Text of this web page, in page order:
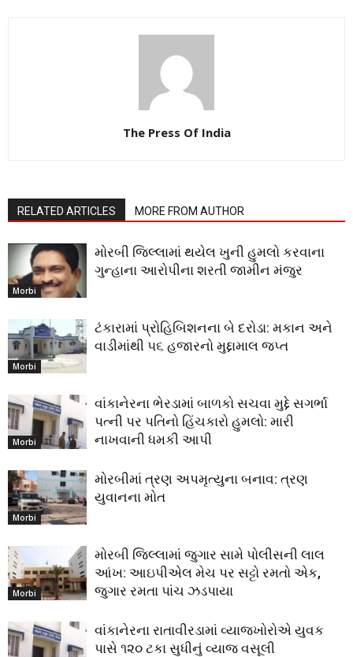
The Press Of India
RELATED ARTICLES MORE FROM AUTHOR
Morbi
મોરબી જિલ્લામાં થયેલ ખુની હુમલો કરવાના
ગુન્હાના આરોપીના શરતી જામીન મંજુર
Morbi
ટંકારામાં પ્રોહિબિશનના બે દરોડા: મકાન અને
વાડીમાંથી ૫૬ હજારનો મુદ્દામાલ જપ્ત
Morbi
વાંકાનેરના ભેરડામાં બાળકો સચવા મુદ્દે સગર્ભા
પત્ની પર પતિનો હિંચકારો હુમલો: મારી
નાખવાની ધમકી આપી
Morbi
મોરબીમાં ત્રણ અપમૃત્યુના બનાવ: ત્રણ
યુવાનના મોત
Morbi
મોરબી જિલ્લામાં જુગાર સામે પોલીસની લાલ
આંખ: આઇપીએલ મેચ પર સટ્ટો રમતો એક,
જુગાર રમતા પાંચ ઝડપાયા
વાંકાનેરના રાતાવીરડામાં વ્યાજખોરોએ યુવક
પાસે ૧૨૦ ટકા સુધીનું વ્યાજ વસૂલી